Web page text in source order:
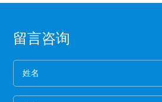
保护膜按照常规就应该卷得整
概率非常高,强度差。
留言咨询